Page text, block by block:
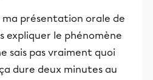
ma présentation orale de
expliquer le phénomène
sais pas vraiment quoi
dure deux minutes au